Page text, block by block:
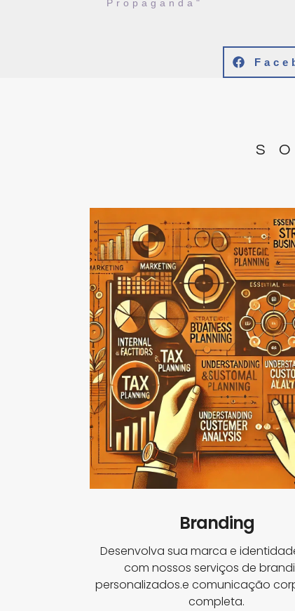
Propaganda"
Branding
Desenvolva sua marca e
com nossos serviços de
personalizados.e comunicação
completa.